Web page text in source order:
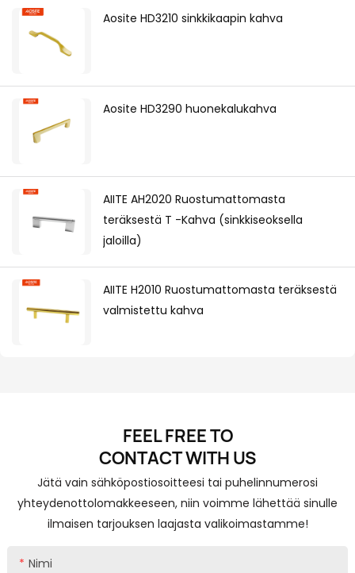
Aosite HD3210 sinkkikaapin kahva
Aosite HD3290 huonekalukahva
AIITE AH2020 Ruostumattomasta
teräksestä T -Kahva (sinkkiseoksella
jaloilla)
AIITE H2010 Ruostumattomasta teräksestä
valmistettu kahva
FEEL FREE TO
CONTACTWITH US
Jätä vain sähköpostiosoitteesi tai puhelinnumerosi
yhteydenottolomakkeeseen, niin voimme lähettää sinulle
ilmaisen tarjouksen laajasta valikoimastamme!
Nimi